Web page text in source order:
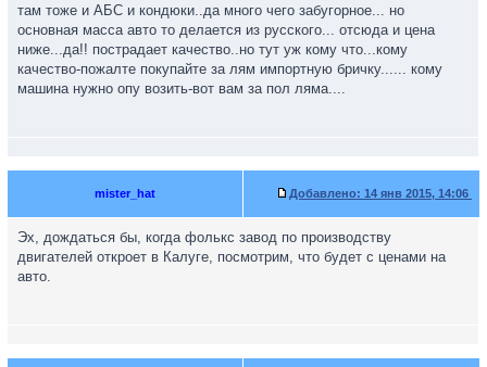
там тоже и АБС и кондюки..да много чего забугорное... но
основная масса авто то делается из русского... отсюда и цена
ниже...да!! пострадает качество..но тут уж кому что...кому
качество-пожалте покупайте за лям импортную бричку...... кому
машина нужно опу возить-вот вам за пол ляма....
mister_hat Добавлено: 14 янв 2015, 14:06
Эх, дождаться бы, когда фолькс завод по производству
двигателей откроет в Калуге, посмотрим, что будет с ценами на
авто.